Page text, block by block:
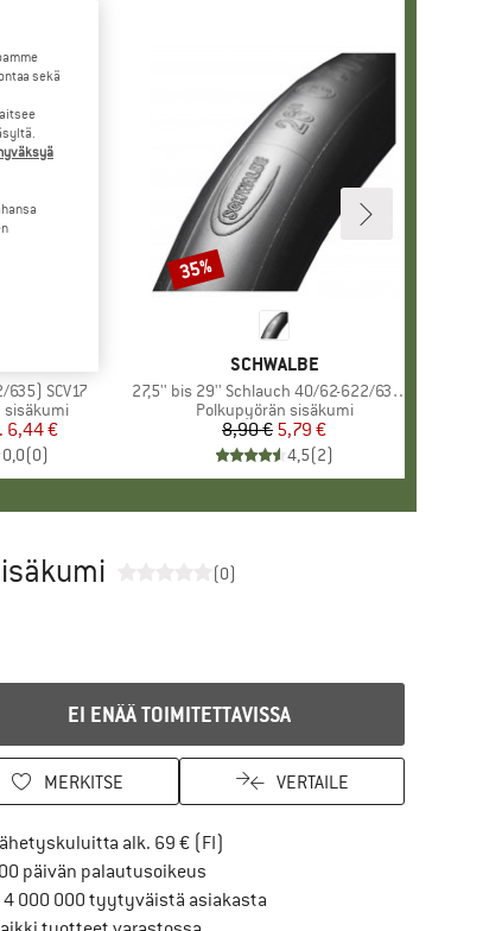
SCV17
sisäkumi
hinta
6,44 €
0,0(0)
MERKKI
SCHWALBE
Tuote
27,5'' bis 29'' Schlauch 40/62-622/635 SV 19
Tuoteryhmä
Polkupyörän sisäkumi
Hinta
8,90 € Alennettu hinta
5,79 €
4,5(2)
Alennus
35%
(0)
EI ENÄÄ TOIMITETTAVISSA
MERKITSE VERTAILE
alk. 69 € (FI)
päivän palautusoikeusSiirry palautusoikeuteen täältä
4 000 000 tyytyväistä asiakasta
sekä